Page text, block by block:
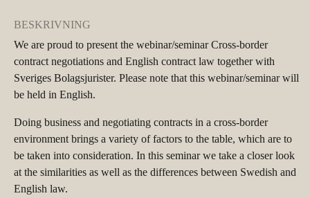
BESKRIVNING
We are proud to present the webinar/seminar Cross-border
contract negotiations and English contract law together with
Sveriges Bolagsjurister. Please note that this webinar/seminar will
be held in English.
Doing business and negotiating contracts in a cross-border
environment brings a variety of factors to the table, which are to
be taken into consideration. In this seminar we take a closer look
at the similarities as well as the differences between Swedish and
English law.